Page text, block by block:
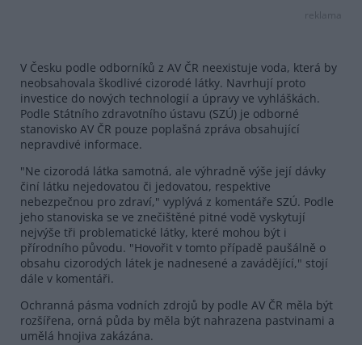
reklama
V Česku podle odborníků z AV ČR neexistuje voda, která by
neobsahovala škodlivé cizorodé látky. Navrhují proto
investice do nových technologií a úpravy ve vyhláškách.
Podle Státního zdravotního ústavu (SZÚ) je odborné
stanovisko AV ČR pouze poplašná zpráva obsahující
nepravdivé informace.
"Ne cizorodá látka samotná, ale výhradně výše její dávky
činí látku nejedovatou či jedovatou, respektive
nebezpečnou pro zdraví," vyplývá z komentáře SZÚ. Podle
jeho stanoviska se ve znečištěné pitné vodě vyskytují
nejvýše tři problematické látky, které mohou být i
přírodního původu. "Hovořit v tomto případě paušálně o
obsahu cizorodých látek je nadnesené a zavádějící," stojí
dále v komentáři.
Ochranná pásma vodních zdrojů by podle AV ČR měla být
rozšířena, orná půda by měla být nahrazena pastvinami a
umělá hnojiva zakázána.